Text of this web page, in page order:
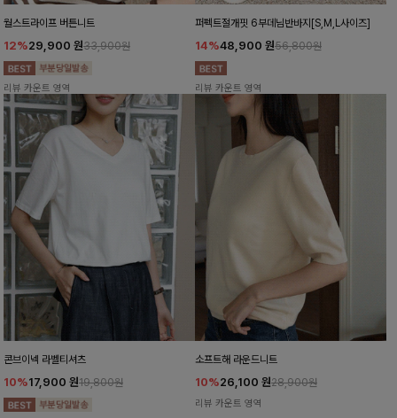
월스트라이프 버튼니트
12%29,900 원33,900원
리뷰 카운트 영역
퍼펙트절개핏 6부데님반바지[S,M,L사이즈]
14%48,900 원56,800원
리뷰 카운트 영역
콘브이넥 라벨티셔츠
10%17,900 원19,800원
소프트해 라운드니트
10%26,100 원28,900원
리뷰 카운트 영역